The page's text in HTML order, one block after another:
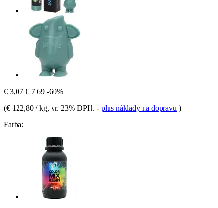
€ 3,07 € 7,69 -60%
(€ 122,80 / kg, vr. 23% DPH. - plus náklady na dopravu )
Farba: